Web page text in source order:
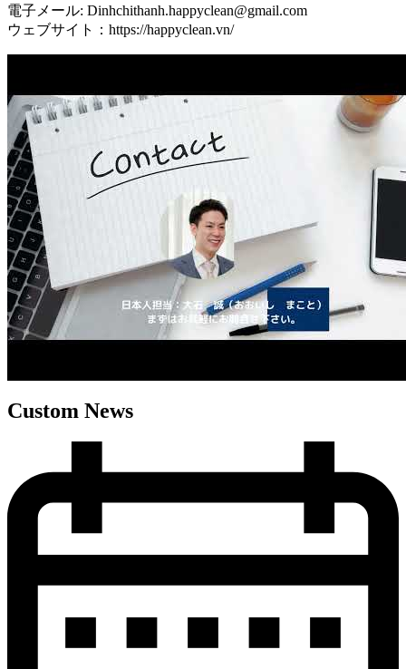
電子メール: Dinhchithanh.happyclean@gmail.com
ウェブサイト：https://happyclean.vn/
Custom News